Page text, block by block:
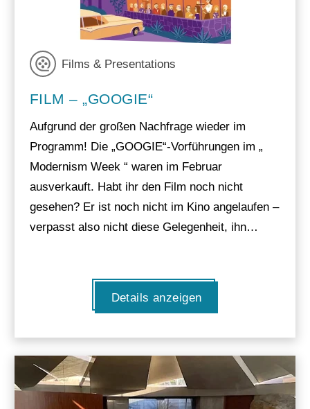
Films & Presentations
FILM – „GOOGIE“
Aufgrund der großen Nachfrage wieder im
Programm! Die „GOOGIE“-Vorführungen im „
Modernism Week “ waren im Februar
ausverkauft. Habt ihr den Film noch nicht
gesehen? Er ist noch nicht im Kino angelaufen –
verpasst also nicht diese Gelegenheit, ihn…
Details anzeigen